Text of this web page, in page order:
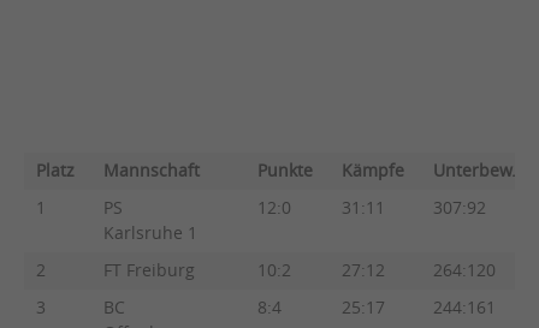
Platz Mannschaft Punkte Kämpfe
Unterbew.
1
PS
Karlsruhe 1
12:0 31:11 307:92
2 FT Freiburg 10:2 27:12
264:120
3
BC
8:4 25:17 244:161